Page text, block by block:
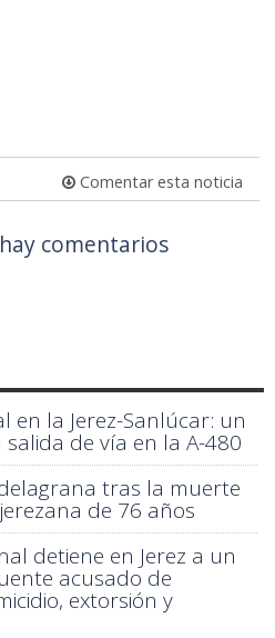
Comentar esta noticia
comentarios
en la Jerez-Sanlúcar: un
de vía en la A-480
tras la muerte
de 76 años
detiene en Jerez a un
acusado de
extorsión y